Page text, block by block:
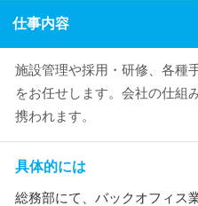
仕事内容
施設管理や採用・研修、各種
をお任せします。会社の仕組
携われます。
具体的には
総務部にて、バックオフィス